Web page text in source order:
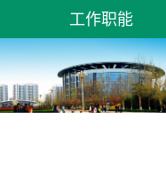
工作职能